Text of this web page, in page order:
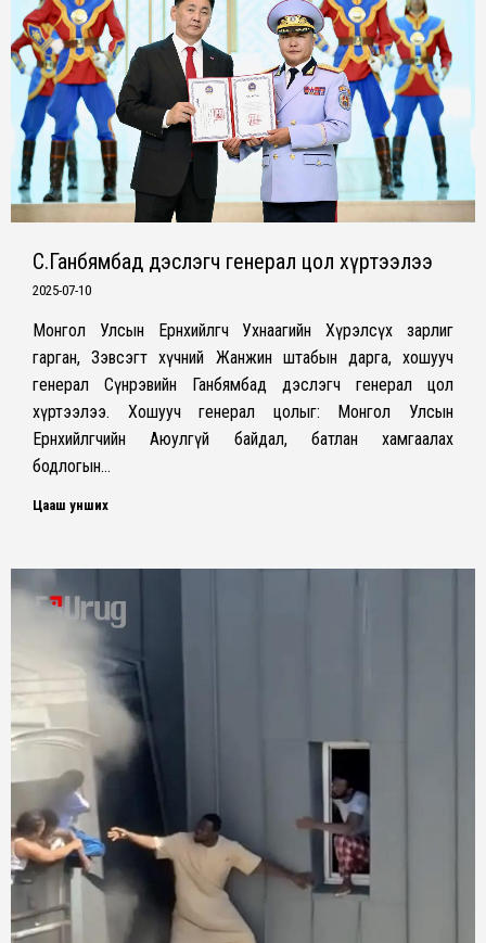
С.Ганбямбад дэслэгч генерал цол хүртээлээ
2025-07-10
Монгол Улсын Ерөнхийлөгч Ухнаагийн Хүрэлсүх зарлиг
гарган, Зэвсэгт хүчний Жанжин штабын дарга, хошууч
генерал Сүнрэвийн Ганбямбад дэслэгч генерал цол
хүртээлээ. Хошууч генерал цолыг: Монгол Улсын
Ерөнхийлөгчийн Аюулгүй байдал, батлан хамгаалах
бодлогын…
Цааш унших